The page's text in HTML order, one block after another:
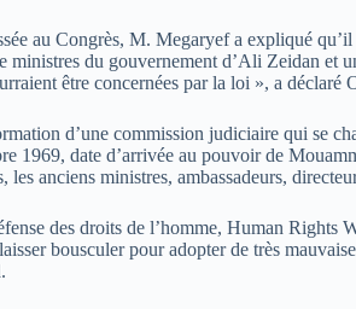
au Congrès, M. Megaryef a expliqué
ministres du gouvernement d’Ali Zeidan et
être concernées par la loi », a
d’une commission judiciaire qui se
1969, date d’arrivée au pouvoir de
les anciens ministres, ambassadeurs,
des droits de l’homme, Human
bousculer pour adopter de très